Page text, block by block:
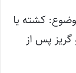
کشته یا
پس از